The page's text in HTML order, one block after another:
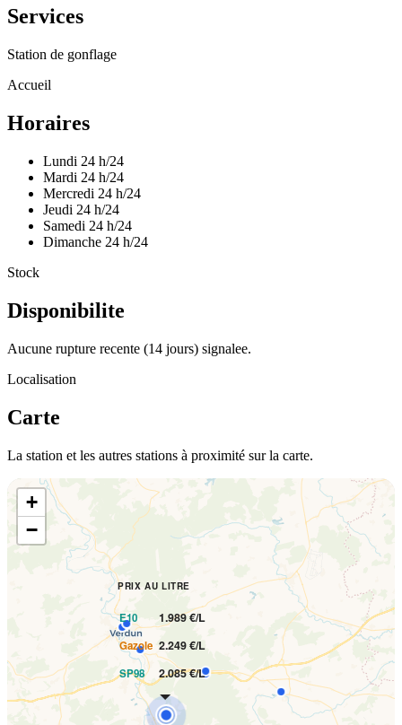
Services
Station de gonflage
Accueil
Horaires
Lundi 24 h/24
Mardi 24 h/24
Mercredi 24 h/24
Jeudi 24 h/24
Samedi 24 h/24
Dimanche 24 h/24
Stock
Disponibilite
Aucune rupture recente (14 jours) signalee.
Localisation
Carte
La station et les autres stations à proximité sur la carte.
PRIX AU LITRE
E10 1.989 €/L
Gazole 2.249 €/L
SP98 2.085 €/L
+
−